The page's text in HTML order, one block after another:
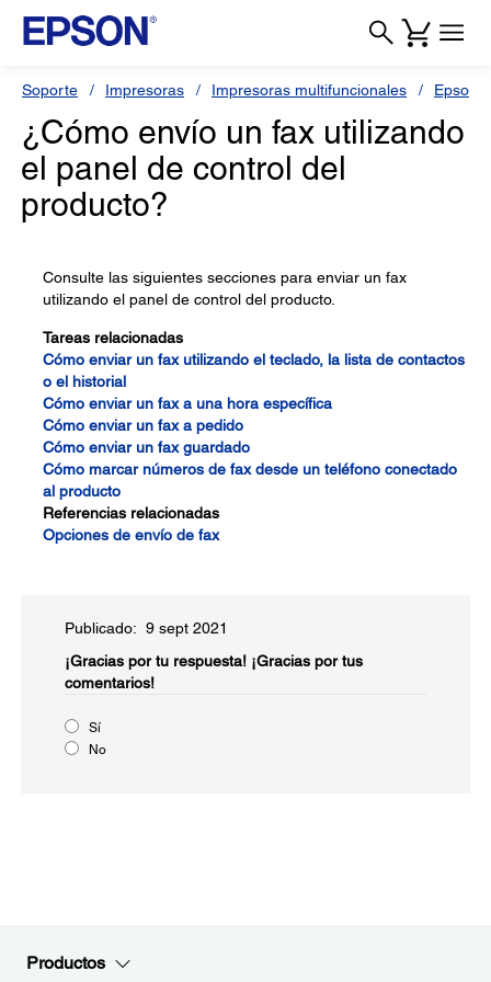
Soporte Impresoras Impresoras multifuncionales Epson L
¿Cómo envío un fax utilizando
el panel de control del
producto?
Consulte las siguientes secciones para enviar un fax
utilizando el panel de control del producto.
Tareas relacionadas
Cómo enviar un fax utilizando el teclado, la lista de contactos
o el historial
Cómo enviar un fax a una hora específica
Cómo enviar un fax a pedido
Cómo enviar un fax guardado
Cómo marcar números de fax desde un teléfono conectado
al producto
Referencias relacionadas
Opciones de envío de fax
Publicado: 9 sept 2021
¡Gracias por tu respuesta! ¡Gracias por tus
comentarios!
Sí
No
Productos